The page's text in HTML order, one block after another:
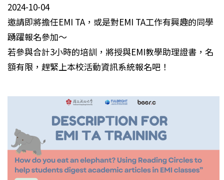
2024-10-04
邀請即將擔任EMI TA，或是對EMI TA工作有興趣的同學
踴躍報名參加～
若參與合計3小時的培訓，將授與EMI教學助理證書，名
額有限，趕緊上本校活動資訊系統報名吧！